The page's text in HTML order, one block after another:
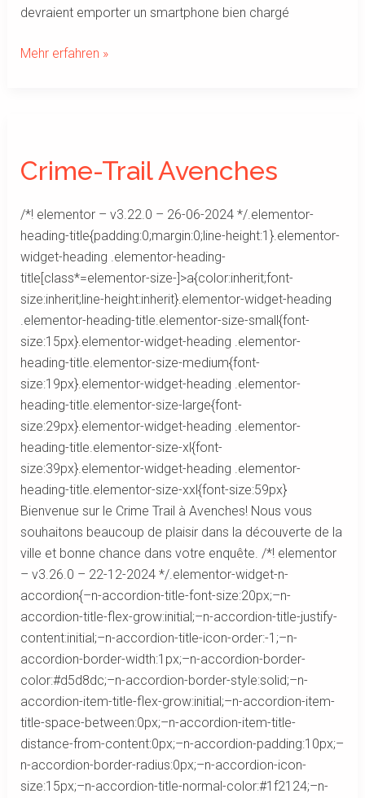
devraient emporter un smartphone bien chargé
Mehr erfahren »
Crime-Trail Avenches
/*! elementor – v3.22.0 – 26-06-2024 */.elementor-
heading-title{padding:0;margin:0;line-height:1}.elementor-
widget-heading .elementor-heading-
title[class*=elementor-size-]>a{color:inherit;font-
size:inherit;line-height:inherit}.elementor-widget-heading
.elementor-heading-title.elementor-size-small{font-
size:15px}.elementor-widget-heading .elementor-
heading-title.elementor-size-medium{font-
size:19px}.elementor-widget-heading .elementor-
heading-title.elementor-size-large{font-
size:29px}.elementor-widget-heading .elementor-
heading-title.elementor-size-xl{font-
size:39px}.elementor-widget-heading .elementor-
heading-title.elementor-size-xxl{font-size:59px}
Bienvenue sur le Crime Trail à Avenches! Nous vous
souhaitons beaucoup de plaisir dans la découverte de la
ville et bonne chance dans votre enquête. /*! elementor
– v3.26.0 – 22-12-2024 */.elementor-widget-n-
accordion{–n-accordion-title-font-size:20px;–n-
accordion-title-flex-grow:initial;–n-accordion-title-justify-
content:initial;–n-accordion-title-icon-order:-1;–n-
accordion-border-width:1px;–n-accordion-border-
color:#d5d8dc;–n-accordion-border-style:solid;–n-
accordion-item-title-flex-grow:initial;–n-accordion-item-
title-space-between:0px;–n-accordion-item-title-
distance-from-content:0px;–n-accordion-padding:10px;–
n-accordion-border-radius:0px;–n-accordion-icon-
size:15px;–n-accordion-title-normal-color:#1f2124;–n-
Avenches